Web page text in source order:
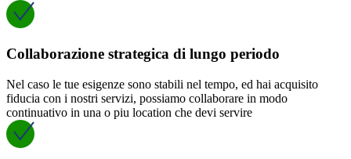
Collaborazione strategica di lungo periodo
Nel caso le tue esigenze sono stabili nel tempo, ed hai acquisito
fiducia con i nostri servizi, possiamo collaborare in modo
continuativo in una o piu location che devi servire